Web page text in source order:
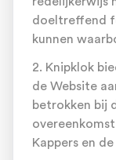
doeltreffend
kunnen
2. Knipklok
de Website
betrokken bij
Kappers en